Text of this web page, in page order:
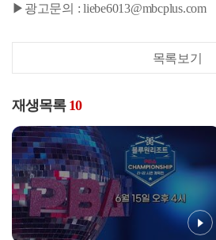
▶광고문의 : liebe6013@mbcplus.com
목록보기
재생목록 10